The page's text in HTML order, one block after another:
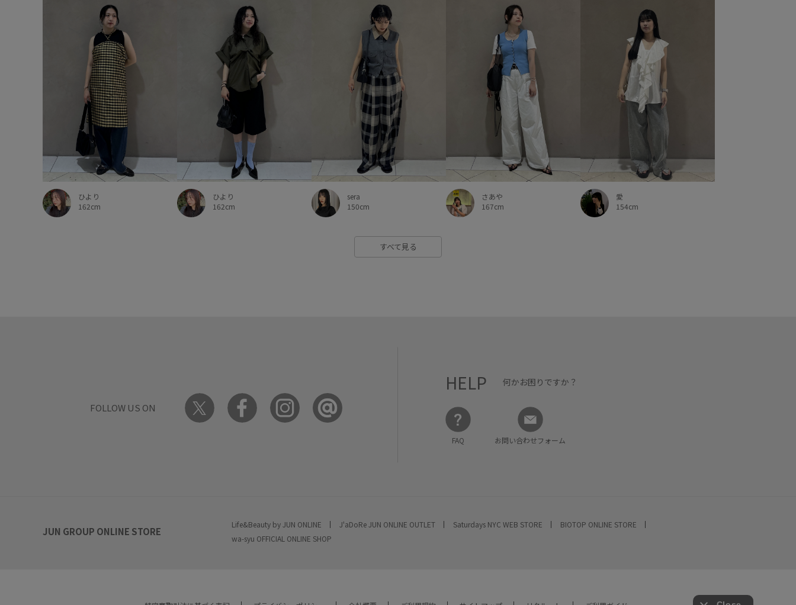
ひより
162cm
ひより
162cm
sera
150cm
さあや
167cm
愛
154cm
すべて見る
FOLLOW US ON
HELP 何かお困りですか？
FAQ お問い合わせフォーム
JUN GROUP ONLINE STORE
Life&Beauty by JUN ONLINE J'aDoRe JUN ONLINE OUTLET Saturdays NYC WEB STORE
BIOTOP ONLINE STORE
wa-syu OFFICIAL ONLINE SHOP